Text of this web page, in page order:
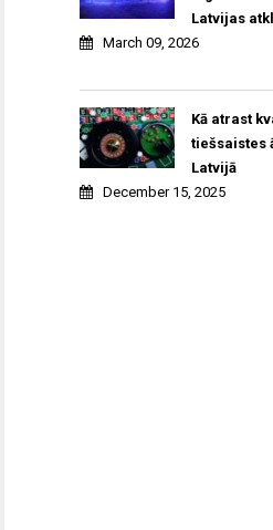
Latvijas
March 09, 2026
Kā atrast
tiešsaistes
Latvijā
December 15, 2025